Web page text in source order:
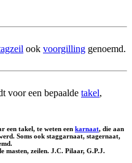
ook voorgilling genoemd.
voor een bepaalde takel,
een takel, te weten een karnaat, die aan
Soms ook staggarnaat, stagernaat,
masten, zeilen. J.C. Pilaar, G.P.J.